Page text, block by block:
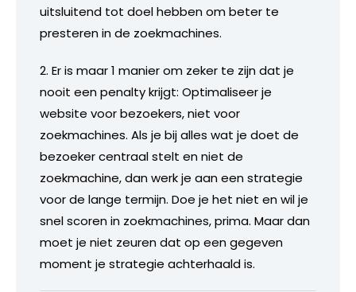
uitsluitend tot doel hebben om beter te
presteren in de zoekmachines.
2. Er is maar 1 manier om zeker te zijn dat je
nooit een penalty krijgt: Optimaliseer je
website voor bezoekers, niet voor
zoekmachines. Als je bij alles wat je doet de
bezoeker centraal stelt en niet de
zoekmachine, dan werk je aan een strategie
voor de lange termijn. Doe je het niet en wil je
snel scoren in zoekmachines, prima. Maar dan
moet je niet zeuren dat op een gegeven
moment je strategie achterhaald is.